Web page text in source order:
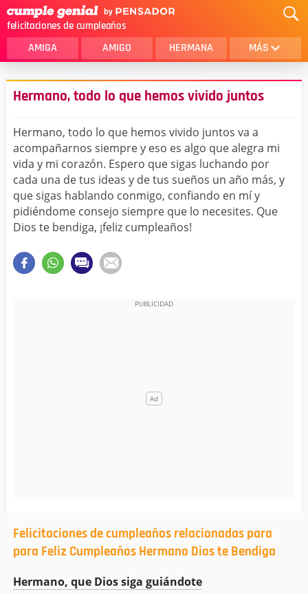
felicitaciones de cumpleaños
AMIGA AMIGO HERMANA MÁS
MAMA
AMOR
SOBRINA
HIJA
HERMANO
HIJO
NOVIA
ESPOSO
PAPA
HOMBRE
ALGUIEN ESPECIAL
TODAS LAS CATEGORÍAS
Hermano, todo lo que hemos vivido juntos
Hermano, todo lo que hemos vivido juntos va a
acompañarnos siempre y eso es algo que alegra mi
vida y mi corazón. Espero que sigas luchando por
cada una de tus ideas y de tus sueños un año más, y
que sigas hablando conmigo, confiando en mí y
pidiéndome consejo siempre que lo necesites. Que
Dios te bendiga, ¡feliz cumpleaños!
Felicitaciones de cumpleaños relacionadas para
para Feliz Cumpleaños Hermano Dios te Bendiga
Hermano, que Dios siga guiándote